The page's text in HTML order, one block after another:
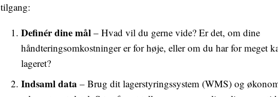
tilgang:
Definér dine mål – Hvad vil du gerne vide? Er det, om dine
håndteringsomkostninger er for høje, eller om du har for meget
lageret?
Indsaml data – Brug dit lagerstyringssystem (WMS) og